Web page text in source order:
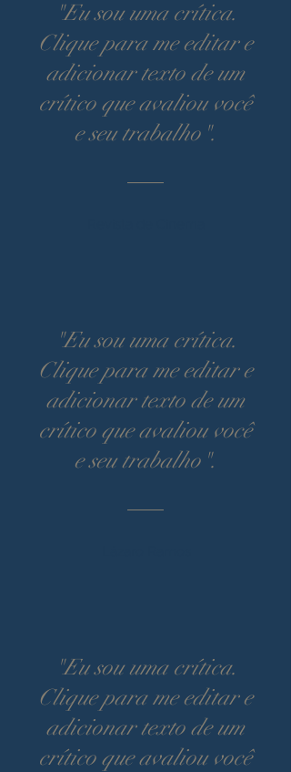
"Eu sou uma crítica.
Clique para me editar e
adicionar texto de um
crítico que avaliou você
e seu trabalho".
"Eu sou uma crítica.
Clique para me editar e
adicionar texto de um
crítico que avaliou você
e seu trabalho".
"Eu sou uma crítica.
Clique para me editar e
adicionar texto de um
crítico que avaliou você